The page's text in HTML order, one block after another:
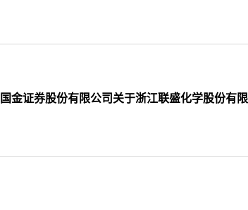
国金证券股份有限公司关于浙江联盛化学股份有